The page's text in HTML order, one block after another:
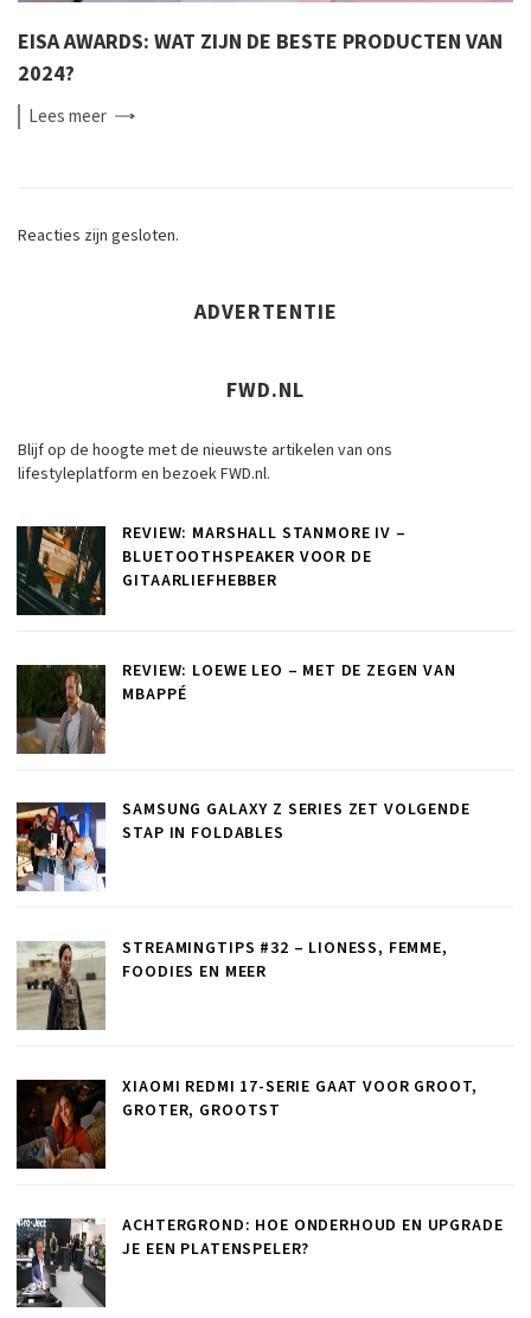
EISA AWARDS: WAT ZIJN DE BESTE PRODUCTEN VAN
2024?
Leesmeer
Reacties zijn gesloten.
ADVERTENTIE
FWD.NL
Blijf op de hoogte met de nieuwste artikelen van ons
lifestyleplatform en bezoek FWD.nl.
REVIEW: MARSHALL STANMORE IV –
BLUETOOTHSPEAKER VOOR DE
GITAARLIEFHEBBER
REVIEW: LOEWE LEO – MET DE ZEGEN VAN
MBAPPÉ
SAMSUNG GALAXY Z SERIES ZET VOLGENDE
STAP IN FOLDABLES
STREAMINGTIPS #32 – LIONESS, FEMME,
FOODIES EN MEER
XIAOMI REDMI 17-SERIE GAAT VOOR GROOT,
GROTER, GROOTST
ACHTERGROND: HOE ONDERHOUD EN UPGRADE
JE EEN PLATENSPELER?